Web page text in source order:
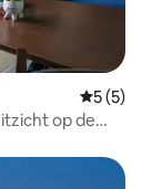
5 (5)
op de